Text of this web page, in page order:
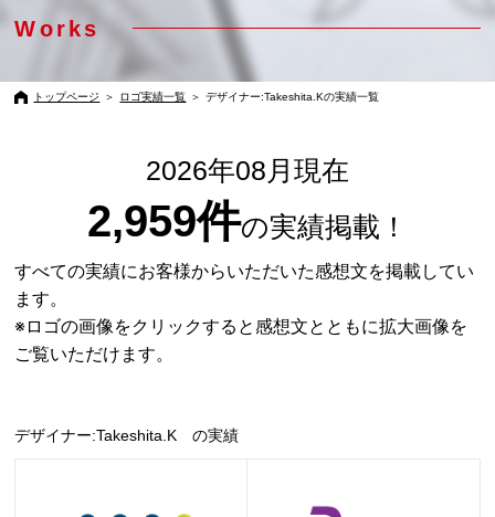
Works
トップページ ＞ ロゴ実績一覧 ＞ デザイナー:Takeshita.Kの実績一覧
2026年08月現在
2,959件の実績掲載！
すべての実績にお客様からいただいた感想文を掲載してい
ます。
※ロゴの画像をクリックすると感想文とともに拡大画像を
ご覧いただけます。
デザイナー:Takeshita.K の実績